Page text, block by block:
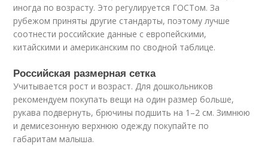
иногда по возрасту. Это регулируется ГОСТом. За
рубежом приняты другие стандарты, поэтому лучше
соотнести российские данные с европейскими,
китайскими и американским по сводной таблице.
Российская размерная сетка
Учитывается рост и возраст. Для дошкольников
рекомендуем покупать вещи на один размер больше,
рукава подвернуть, брючины подшить на 1–2 см. Зимнюю
и демисезонную верхнюю одежду покупайте по
габаритам малыша.